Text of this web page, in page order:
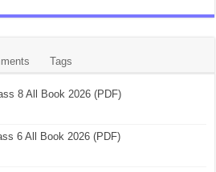
Tags
8 All Book 2026 (PDF)
6 All Book 2026 (PDF)